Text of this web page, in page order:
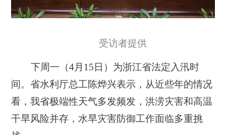
受访者提供
下周一（4月15日）为浙江省法定入汛时
间。省水利厅总工陈烨兴表示，从近些年的情况
看，我省极端性天气多发频发，洪涝灾害和高温
干旱风险并存，水旱灾害防御工作面临多重挑